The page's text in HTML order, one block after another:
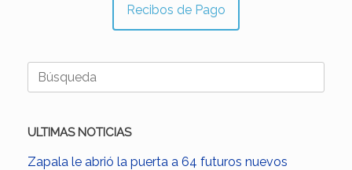
Recibos de Pago
Buscar:
ULTIMAS NOTICIAS
Zapala le abrió la puerta a 64 futuros nuevos